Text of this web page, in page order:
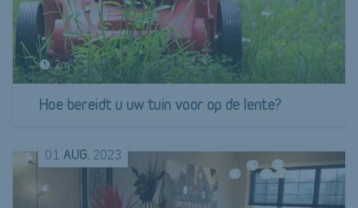
2m
Hoe bereidt u uw tuin voor op de lente?
01 AUG. 2023